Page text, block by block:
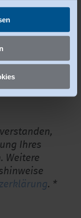
Ihres
Weitere
. *